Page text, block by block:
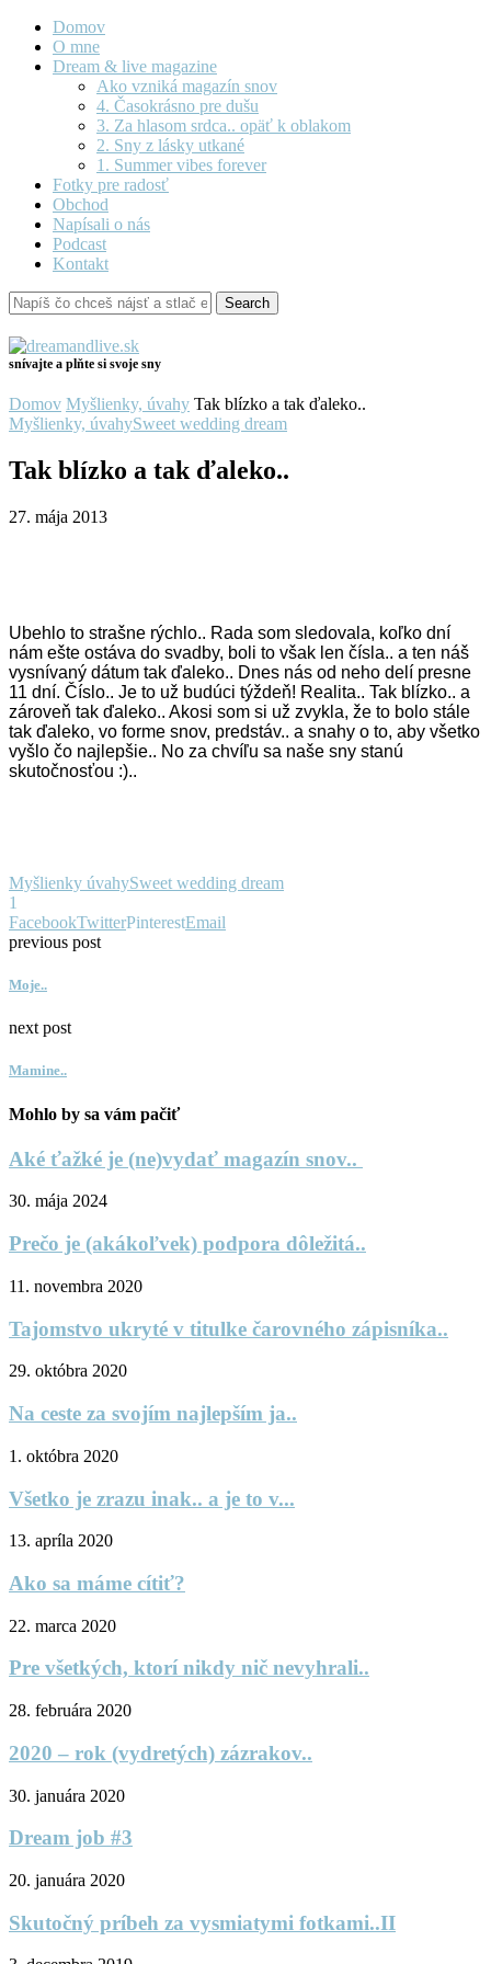
Domov
O mne
Dream & live magazine
Ako vzniká magazín snov
4. Časokrásno pre dušu
3. Za hlasom srdca.. opäť k oblakom
2. Sny z lásky utkané
1. Summer vibes forever
Fotky pre radosť
Obchod
Napísali o nás
Podcast
Kontakt
snívajte a plňte si svoje sny
Domov Myšlienky, úvahy Tak blízko a tak ďaleko..
Myšlienky, úvahySweet wedding dream
Tak blízko a tak ďaleko..
27. mája 2013
Ubehlo to strašne rýchlo.. Rada som sledovala, koľko dní
nám ešte ostáva do svadby, boli to však len čísla.. a ten náš
vysnívaný dátum tak ďaleko.. Dnes nás od neho delí presne
11 dní. Číslo.. Je to už budúci týždeň! Realita.. Tak blízko.. a
zároveň tak ďaleko.. Akosi som si už zvykla, že to bolo stále
tak ďaleko, vo forme snov, predstáv.. a snahy o to, aby všetko
vyšlo čo najlepšie.. No za chvíľu sa naše sny stanú
skutočnosťou :)..
Myšlienky úvahySweet wedding dream
1
FacebookTwitterPinterestEmail
previous post
Moje..
next post
Mamine..
Mohlo by sa vám pačiť
Aké ťažké je (ne)vydať magazín snov..
30. mája 2024
Prečo je (akákoľvek) podpora dôležitá..
11. novembra 2020
Tajomstvo ukryté v titulke čarovného zápisníka..
29. októbra 2020
Na ceste za svojím najlepším ja..
1. októbra 2020
Všetko je zrazu inak.. a je to v...
13. apríla 2020
Ako sa máme cítiť?
22. marca 2020
Pre všetkých, ktorí nikdy nič nevyhrali..
28. februára 2020
2020 – rok (vydretých) zázrakov..
30. januára 2020
Dream job #3
20. januára 2020
Skutočný príbeh za vysmiatymi fotkami..II